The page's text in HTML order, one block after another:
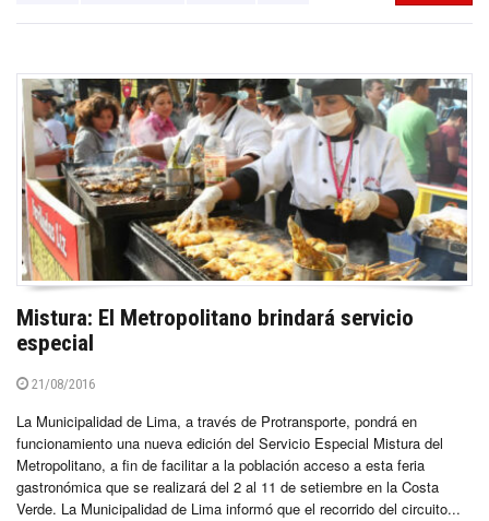
Mistura: El Metropolitano brindará servicio
especial
21/08/2016
La Municipalidad de Lima, a través de Protransporte, pondrá en
funcionamiento una nueva edición del Servicio Especial Mistura del
Metropolitano, a fin de facilitar a la población acceso a esta feria
gastronómica que se realizará del 2 al 11 de setiembre en la Costa
Verde. La Municipalidad de Lima informó que el recorrido del circuito...